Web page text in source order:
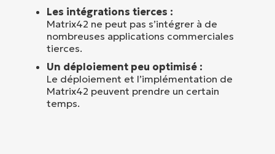
Les intégrations tierces :
Matrix42 ne peut pas s’intégrer à de
nombreuses applications commerciales
tierces.
Un déploiement peu optimisé :
Le déploiement et l’implémentation de
Matrix42 peuvent prendre un certain
temps.